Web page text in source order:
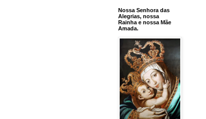
Nossa Senhora das
Alegrias, nossa
Rainha e nossa Mãe
Amada.